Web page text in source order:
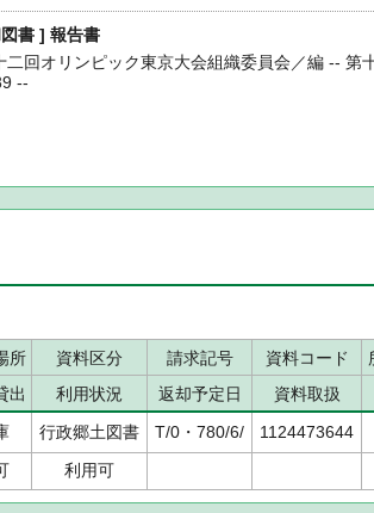
書 ] 報告書
二回オリンピック東京大会組織委員会／編 -- 第
--
所 資料区分 請求記号 資料コード
出 利用状況 返却予定日
資料取扱
行政郷土図書 T/0・780/6/
1124473644
利用可